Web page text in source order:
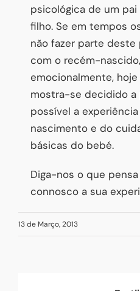
psicológica de um
filho. Se em tempos
não fazer parte
com o recém-
emocionalmente,
mostra-se decidido a
possível a
nascimento e do
básicas do bebé.
Diga-nos o que
connosco a sua
13 de Março, 2013